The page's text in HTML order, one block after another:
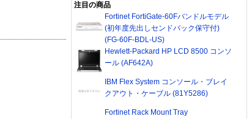
注目の商品
Fortinet FortiGate-60Fバンドルモデル
(初年度先出しセンドバック保守付)
(FG-60F-BDL-US)
Hewlett-Packard HP LCD 8500 コンソ
ール (AF642A)
IBM Flex System コンソール・ブレイ
クアウト・ケーブル (81Y5286)
Fortinet Rack Mount Tray